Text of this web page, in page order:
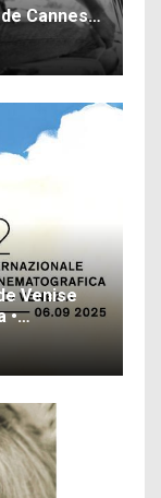
Cannes…
Venise
•…